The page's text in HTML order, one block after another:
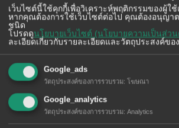
เว็บไซต์นี้ใช้คุกกี้เพื่อวิเคราะห์พฤติกรรมของผู้
หากคุณต้องการใช้เว็บไซต์ต่อไป คุณต้องอนุญาต
ชนิด
โปรดดูนโยบายเว็บไซต์ (นโยบายความเป็นส่ว
ละเอียดเกี่ยวกับรายละเอียดและวัตถุประสงค์ขอ
Google_ads
วัตถุประสงค์ของการรวบรวม: โฆษณา
Google_analytics
วัตถุประสงค์ของการรวบรวม: Analytics